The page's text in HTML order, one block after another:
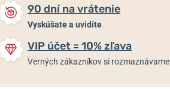
90 dní na vrátenie
Vyskúšate a uvidíte
VIP účet = 10% zľava
Verných zákazníkov si rozmaznávame